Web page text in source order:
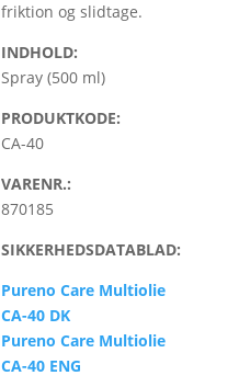
friktion og slidtage.
INDHOLD:
Spray (500 ml)
PRODUKTKODE:
CA-40
VARENR.:
870185
SIKKERHEDSDATABLAD:
Pureno Care Multiolie
CA-40 DK
Pureno Care Multiolie
CA-40 ENG